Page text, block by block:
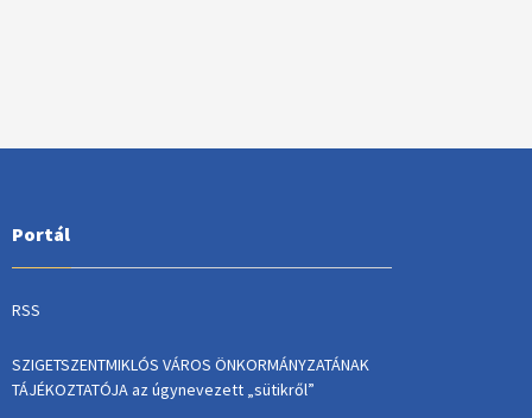
Portál
RSS
SZIGETSZENTMIKLÓS VÁROS ÖNKORMÁNYZATÁNAK
TÁJÉKOZTATÓJA az úgynevezett „sütikről”